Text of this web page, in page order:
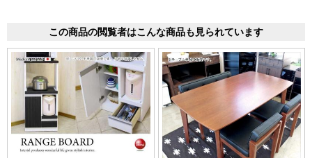
この商品の閲覧者はこんな商品も見られています